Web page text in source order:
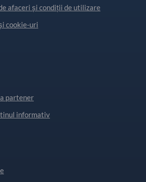
afaceri și condiții de utilizare
cookie-uri
partener
informativ